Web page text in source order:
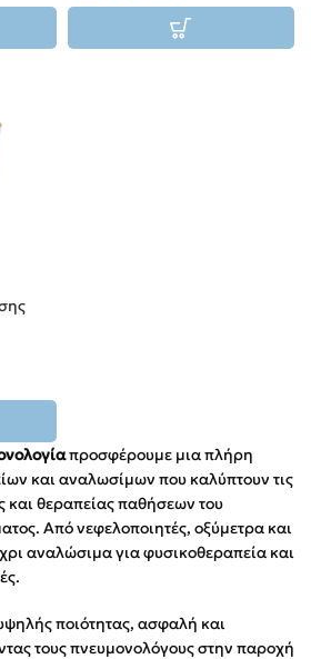
προσφέρουμε μια πλήρη
και αναλωσίμων που καλύπτουν τις
και θεραπείας παθήσεων του
Από νεφελοποιητές, οξύμετρα και
αναλώσιμα για φυσικοθεραπεία και
ποιότητας, ασφαλή και
τους πνευμονολόγους στην παροχή